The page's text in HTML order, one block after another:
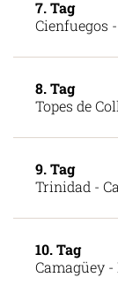
7. Tag
8. Tag
9. Tag
10. Tag